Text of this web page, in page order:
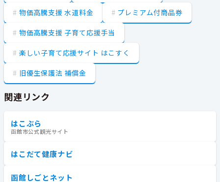
物価高騰支援 水道料金 プレミアム付商品券
物価高騰支援 子育て応援手当
楽しい子育て応援サイト はこすく
旧優生保護法 補償金
関連リンク
はこぶら
函館市公式観光サイト
はこだて健康ナビ
函館しごとネット